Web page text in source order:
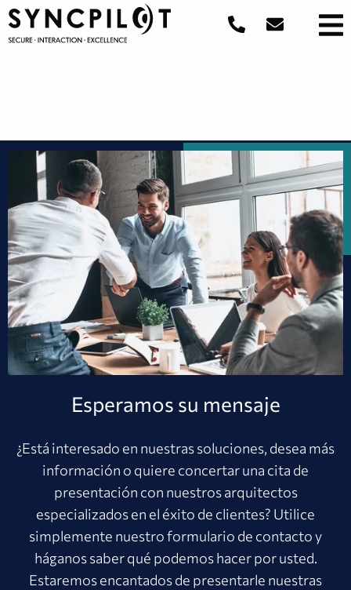
Esperamos su mensaje
¿Está interesado en nuestras soluciones, desea más
información o quiere concertar una cita de
presentación con nuestros arquitectos
especializados en el éxito de clientes? Utilice
simplemente nuestro formulario de contacto y
háganos saber qué podemos hacer por usted.
Estaremos encantados de presentarle nuestras